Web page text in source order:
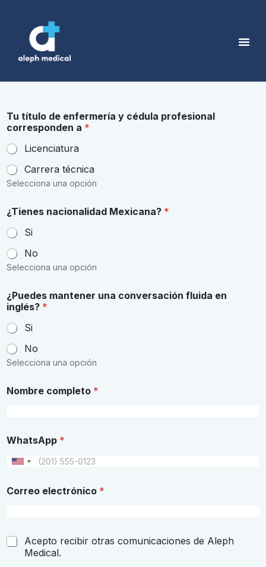
Cuestionario de aplicación
Tu título de enfermería y cédula profesional
corresponden a *
Licenciatura
Carrera técnica
Selecciona una opción
¿Tienes nacionalidad Mexicana? *
Si
No
Selecciona una opción
¿Puedes mantener una conversación fluida en
inglés? *
Si
No
Selecciona una opción
Nombre completo *
WhatsApp *
U
i
S
Correo electrónico *
Acepto recibir otras comunicaciones de Aleph
Medical.